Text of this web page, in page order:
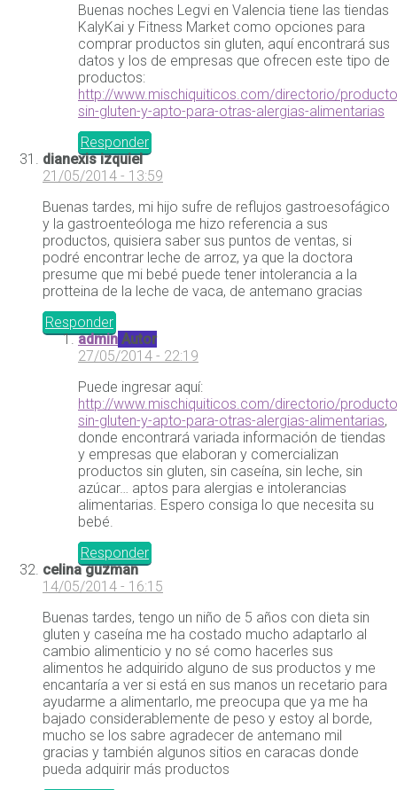
Buenas noches Legvi en Valencia tiene las tiendas
KalyKai y Fitness Market como opciones para
comprar productos sin gluten, aquí encontrará sus
datos y los de empresas que ofrecen este tipo de
productos:
http://www.mischiquiticos.com/directorio/
sin-gluten-y-apto-para-otras-alergias-alimentarias
Responder
dianexis izquiel
21/05/2014 - 13:59
Buenas tardes, mi hijo sufre de reflujos gastroesofágico
y la gastroenteóloga me hizo referencia a sus
productos, quisiera saber sus puntos de ventas, si
podré encontrar leche de arroz, ya que la doctora
presume que mi bebé puede tener intolerancia a la
protteina de la leche de vaca, de antemano gracias
Responder
admin Autor
27/05/2014 - 22:19
Puede ingresar aquí:
http://www.mischiquiticos.com/directorio/
sin-gluten-y-apto-para-otras-alergias-alimentarias,
donde encontrará variada información de tiendas
y empresas que elaboran y comercializan
productos sin gluten, sin caseína, sin leche, sin
azúcar… aptos para alergias e intolerancias
alimentarias. Espero consiga lo que necesita su
bebé.
Responder
celina guzman
14/05/2014 - 16:15
Buenas tardes, tengo un niño de 5 años con dieta sin
gluten y caseína me ha costado mucho adaptarlo al
cambio alimenticio y no sé como hacerles sus
alimentos he adquirido alguno de sus productos y me
encantaría a ver si está en sus manos un recetario para
ayudarme a alimentarlo, me preocupa que ya me ha
bajado considerablemente de peso y estoy al borde,
mucho se los sabre agradecer de antemano mil
gracias y también algunos sitios en caracas donde
pueda adquirir más productos